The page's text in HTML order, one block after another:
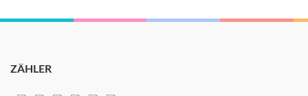
ZÄHLER